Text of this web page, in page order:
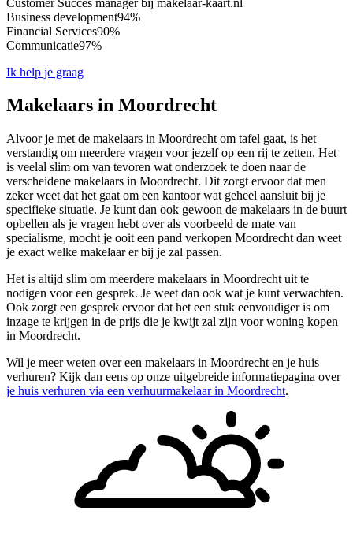
Business development94%
Financial Services90%
Communicatie97%
Ik help je graag
Makelaars in Moordrecht
Alvoor je met de makelaars in Moordrecht om tafel gaat, is het
verstandig om meerdere vragen voor jezelf op een rij te zetten. Het
is veelal slim om van tevoren wat onderzoek te doen naar de
verscheidene makelaars in Moordrecht. Dit zorgt ervoor dat men
zeker weet dat het gaat om een kantoor wat geheel aansluit bij je
specifieke situatie. Je kunt dan ook gewoon de makelaars in de buurt
opbellen als je vragen hebt over als voorbeeld de mate van
specialisme, mocht je ooit een pand verkopen Moordrecht dan weet
je exact welke makelaar er bij je zal passen.
Het is altijd slim om meerdere makelaars in Moordrecht uit te
nodigen voor een gesprek. Je weet dan ook wat je kunt verwachten.
Ook zorgt een gesprek ervoor dat het een stuk eenvoudiger is om
inzage te krijgen in de prijs die je kwijt zal zijn voor woning kopen
in Moordrecht.
Wil je meer weten over een makelaars in Moordrecht en je huis
verhuren? Kijk dan eens op onze uitgebreide informatiepagina over
je huis verhuren via een verhuurmakelaar in Moordrecht.